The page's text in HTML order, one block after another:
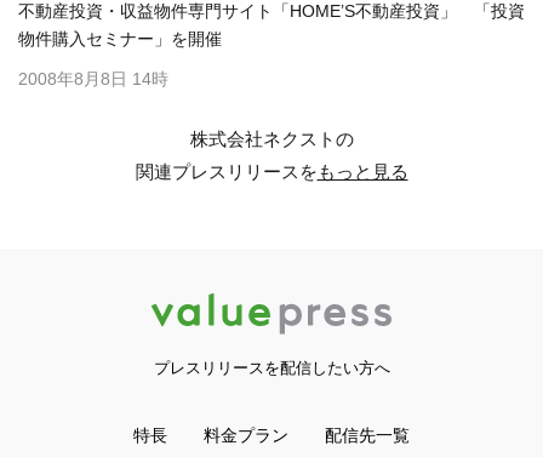
不動産投資・収益物件専門サイト「HOME’S不動産投資」 「投資
物件購入セミナー」を開催
2008年8月8日 14時
株式会社ネクストの
関連プレスリリースをもっと見る
プレスリリースを配信したい方へ
特長 料金プラン 配信先一覧